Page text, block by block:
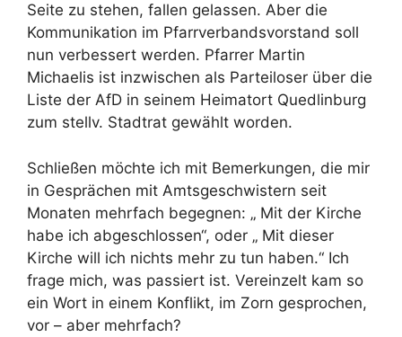
Seite zu stehen, fallen gelassen. Aber die
Kommunikation im Pfarrverbandsvorstand soll
nun verbessert werden. Pfarrer Martin
Michaelis ist inzwischen als Parteiloser über die
Liste der AfD in seinem Heimatort Quedlinburg
zum stellv. Stadtrat gewählt worden.
Schließen möchte ich mit Bemerkungen, die mir
in Gesprächen mit Amtsgeschwistern seit
Monaten mehrfach begegnen: „ Mit der Kirche
habe ich abgeschlossen“, oder „ Mit dieser
Kirche will ich nichts mehr zu tun haben.“ Ich
frage mich, was passiert ist. Vereinzelt kam so
ein Wort in einem Konflikt, im Zorn gesprochen,
vor – aber mehrfach?